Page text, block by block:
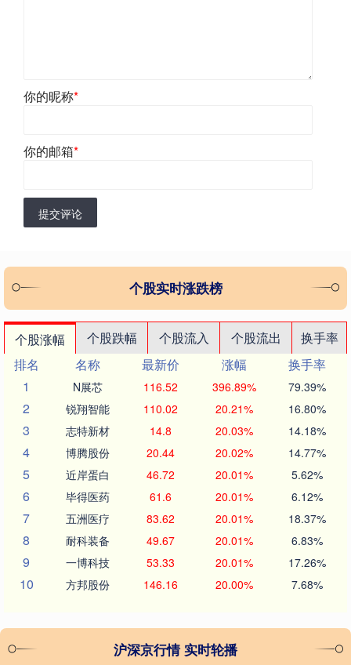
你的昵称*
你的邮箱*
提交评论
个股实时涨跌榜
个股涨幅 个股跌幅 个股流入 个股流出
换手率
排名
名称 最新价 涨幅
换手率
1
N展芯 116.52 396.89% 79.39%
2 锐翔智能 110.02 20.21% 16.80%
3 志特新材 14.8 20.03% 14.18%
4 博腾股份 20.44 20.02% 14.77%
5 近岸蛋白 46.72 20.01% 5.62%
6 毕得医药 61.6 20.01% 6.12%
7 五洲医疗 83.62 20.01% 18.37%
8 耐科装备 49.67 20.01% 6.83%
9 一博科技 53.33 20.01% 17.26%
10 方邦股份 146.16 20.00% 7.68%
沪深京行情 实时轮播